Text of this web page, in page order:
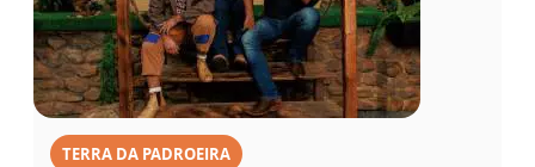
TERRA DA PADROEIRA